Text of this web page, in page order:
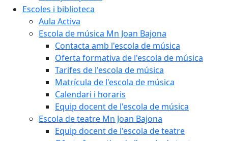
Escoles i biblioteca
Aula Activa
Escola de música Mn Joan Bajona
Contacta amb l'escola de música
Oferta formativa de l'escola de música
Tarifes de l'escola de música
Matrícula de l'escola de música
Calendari i horaris
Equip docent de l'escola de música
Escola de teatre Mn Joan Bajona
Equip docent de l'escola de teatre